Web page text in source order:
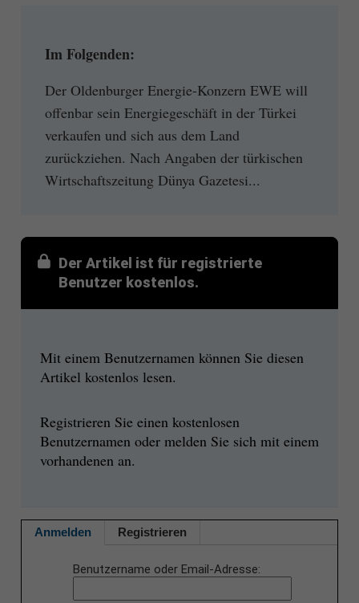
Im Folgenden:
Der Oldenburger Energie-Konzern EWE will
offenbar sein Energiegeschäft in der Türkei
verkaufen und sich aus dem Land
zurückziehen. Nach Angaben der türkischen
Wirtschaftszeitung Dünya Gazetesi...
Der Artikel ist für registrierte
Benutzer kostenlos.
Mit einem Benutzernamen können Sie diesen
Artikel kostenlos lesen.
Registrieren Sie einen kostenlosen
Benutzernamen oder melden Sie sich mit einem
vorhandenen an.
Anmelden Registrieren
Benutzername oder Email-Adresse